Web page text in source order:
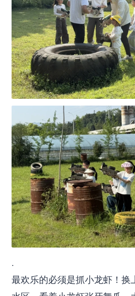
.
最欢乐的必须是抓小龙虾！换